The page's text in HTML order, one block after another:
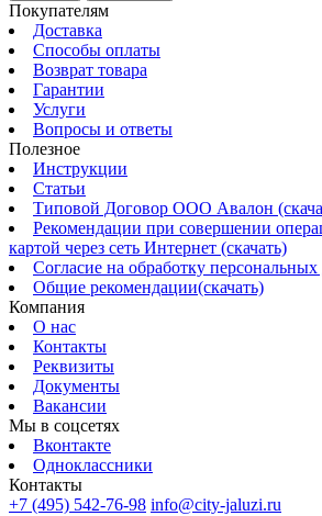
Покупателям
Доставка
Способы оплаты
Возврат товара
Гарантии
Услуги
Вопросы и ответы
Полезное
Инструкции
Статьи
Типовой Договор ООО Авалон
Рекомендации при совершении
картой через сеть Интернет (скачать)
Согласие на обработку
Общие рекомендации(скачать)
Компания
О нас
Контакты
Реквизиты
Документы
Вакансии
Мы в соцсетях
Вконтакте
Одноклассники
Контакты
+7 (495) 542-76-98 info@city-jaluzi.ru